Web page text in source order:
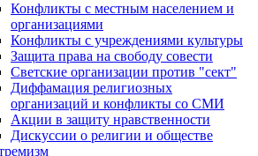
Конфликты с местным населением и
организациями
Конфликты с учреждениями культуры
Защита права на свободу совести
Светские организации против "сект"
Диффамация религиозных
организаций и конфликты со СМИ
Акции в защиту нравственности
Дискуссии о религии и обществе